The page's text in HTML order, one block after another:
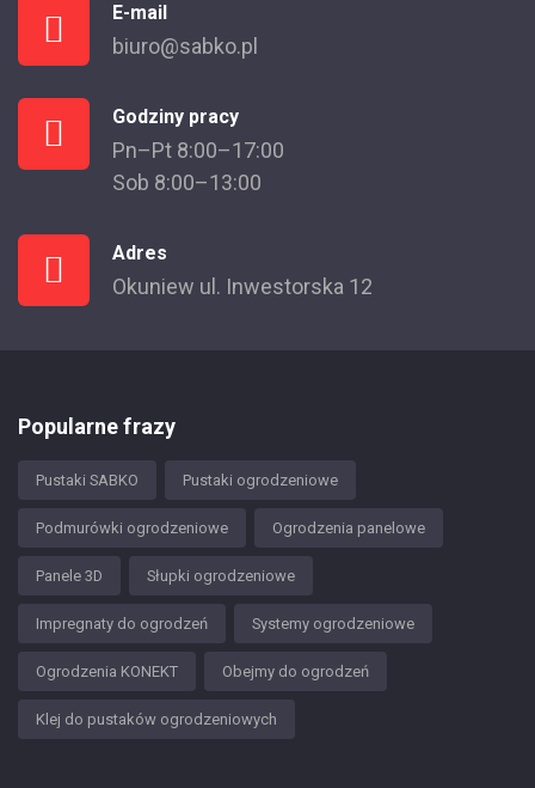
E-mail
biuro@sabko.pl
Godziny pracy
Pn–Pt 8:00–17:00
Sob 8:00–13:00
Adres
Okuniew ul. Inwestorska 12
Popularne frazy
Pustaki SABKO Pustaki ogrodzeniowe
Podmurówki ogrodzeniowe Ogrodzenia panelowe
Panele 3D Słupki ogrodzeniowe
Impregnaty do ogrodzeń Systemy ogrodzeniowe
Ogrodzenia KONEKT Obejmy do ogrodzeń
Klej do pustaków ogrodzeniowych